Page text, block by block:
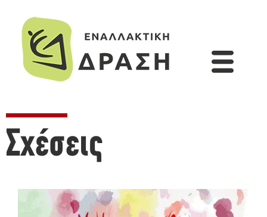
Σχέσεις